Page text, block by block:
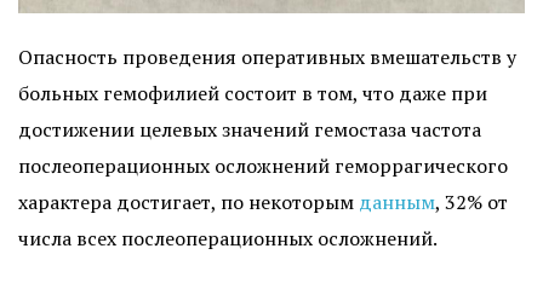
Опасность проведения оперативных вмешательств у
больных гемофилией состоит в том, что даже при
достижении целевых значений гемостаза частота
послеоперационных осложнений геморрагического
характера достигает, по некоторым данным, 32% от
числа всех послеоперационных осложнений.